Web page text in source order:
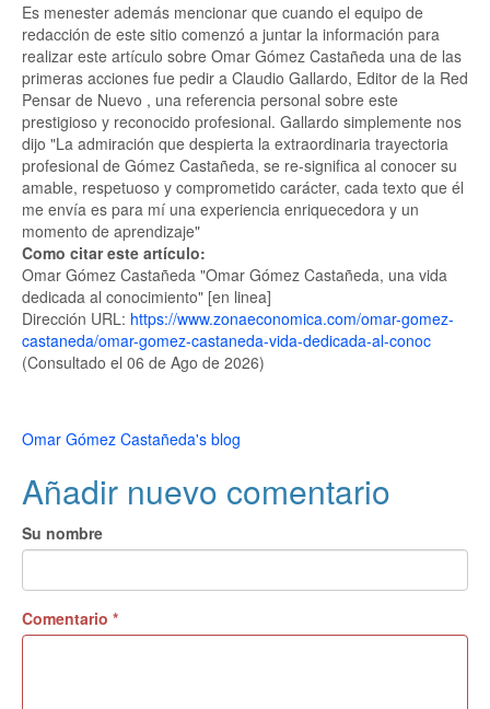
Es menester además mencionar que cuando el equipo de
redacción de este sitio comenzó a juntar la información para
realizar este artículo sobre Omar Gómez Castañeda una de las
primeras acciones fue pedir a Claudio Gallardo, Editor de la Red
Pensar de Nuevo , una referencia personal sobre este
prestigioso y reconocido profesional. Gallardo simplemente nos
dijo "La admiración que despierta la extraordinaria trayectoria
profesional de Gómez Castañeda, se re-significa al conocer su
amable, respetuoso y comprometido carácter, cada texto que él
me envía es para mí una experiencia enriquecedora y un
momento de aprendizaje"
Como citar este artículo:
Omar Gómez Castañeda "Omar Gómez Castañeda, una vida
dedicada al conocimiento" [en linea]
Dirección URL: https://www.zonaeconomica.com/omar-gomez-
castaneda/omar-gomez-castaneda-vida-dedicada-al-conoc
(Consultado el 06 de Ago de 2026)
Omar Gómez Castañeda's blog
Añadir nuevo comentario
Su nombre
Comentario *